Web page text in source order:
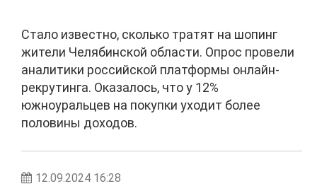
Стало известно, сколько тратят на шопинг
жители Челябинской области. Опрос провели
аналитики российской платформы онлайн-
рекрутинга. Оказалось, что у 12%
южноуральцев на покупки уходит более
половины доходов.
12.09.2024 16:28